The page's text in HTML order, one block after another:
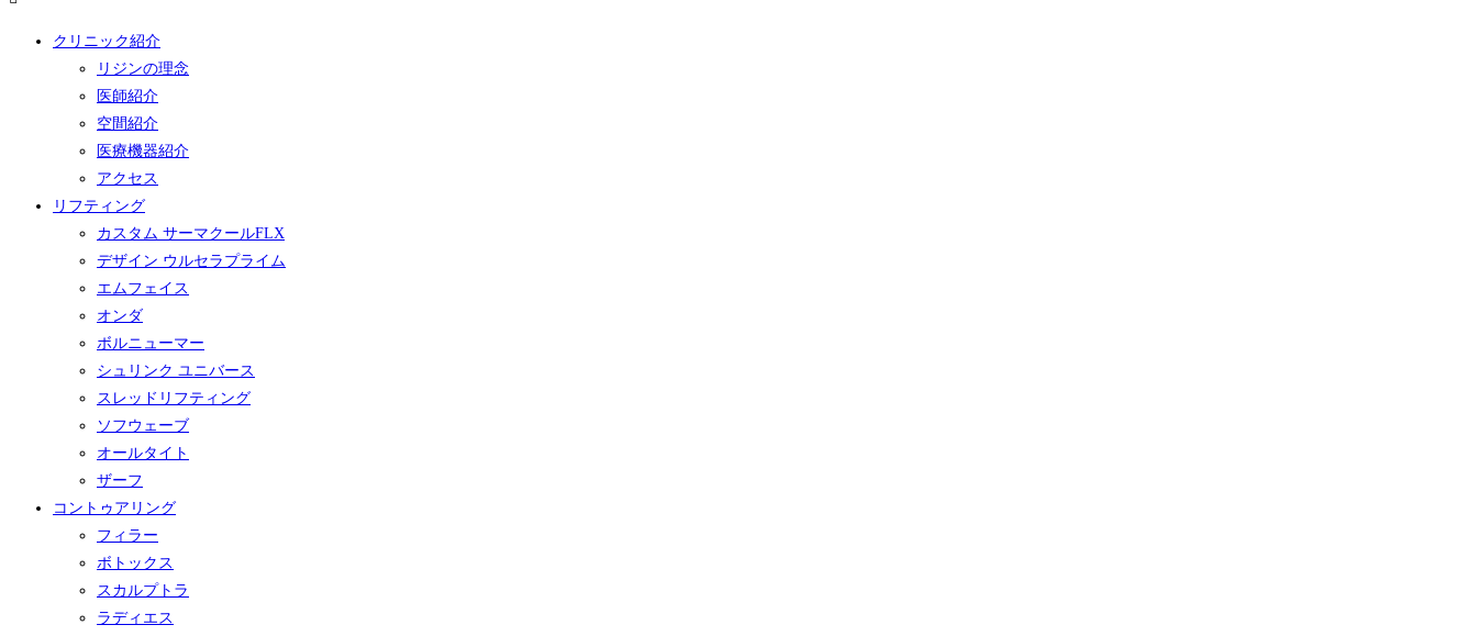
クリニック紹介
リジンの理念
医師紹介
空間紹介
医療機器紹介
アクセス
リフティング
カスタム サーマクールFLX
デザイン ウルセラプライム
エムフェイス
オンダ
ボルニューマー
シュリンク ユニバース
スレッドリフティング
ソフウェーブ
オールタイト
ザーフ
コントゥアリング
フィラー
ボトックス
スカルプトラ
ラディエス